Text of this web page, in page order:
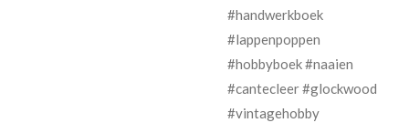
#handwerkboek
#lappenpoppen
#hobbyboek #naaien
#cantecleer #glockwood
#vintagehobby